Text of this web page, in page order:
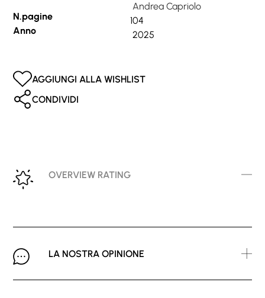
Andrea Capriolo
N.pagine
104
Anno
2025
AGGIUNGI ALLA WISHLIST
CONDIVIDI
OVERVIEW RATING
LA NOSTRA OPINIONE